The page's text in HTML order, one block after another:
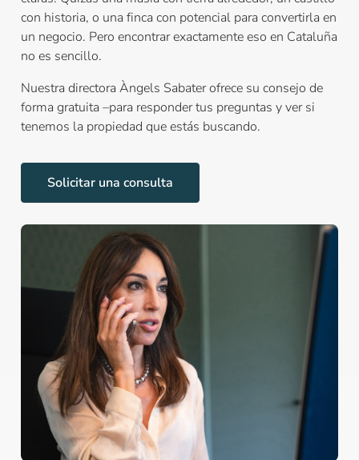
con historia, o una finca con potencial para convertirla en
un negocio. Pero encontrar exactamente eso en Cataluña
no es sencillo.
Nuestra directora Àngels Sabater ofrece su consejo de
forma gratuita –para responder tus preguntas y ver si
tenemos la propiedad que estás buscando.
Solicitar una consulta